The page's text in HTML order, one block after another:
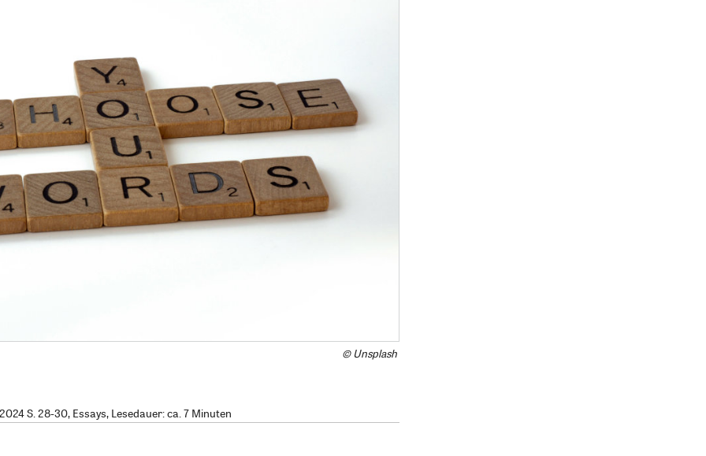
© Unsplash
S. 28-30, Essays, Lesedauer: ca. 7 Minuten